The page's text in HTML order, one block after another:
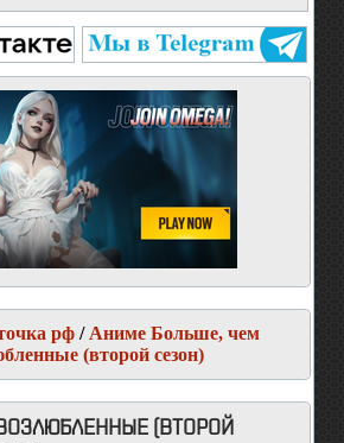
рф / Аниме Больше, чем
(второй сезон)
(ВТОРОЙ